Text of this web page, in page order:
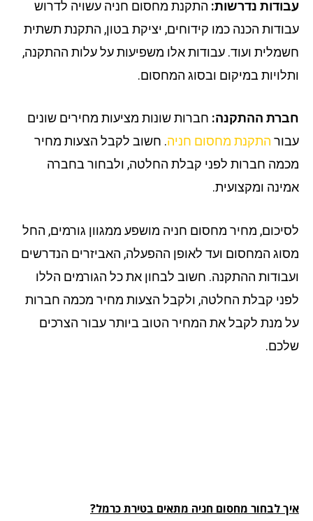
נדרשות:התקנת מחסום חניה עשויה לדרוש
הכנה כמו קידוחים, יציקת בטון, התקנת תשתית
ועוד. עבודות אלו משפיעות על עלות ההתקנה,
במיקום ובסוג המחסום.
ההתקנה:חברות שונות מציעות מחירים שונים
התקנת מחסום חניה . חשוב לקבל הצעות מחיר
חברות לפני קבלת החלטה, ולבחור בחברה
ומקצועית.
מחיר מחסום חניה מושפע ממגוון גורמים, החל
המחסום ועד לאופן ההפעלה, האביזרים הנדרשים
ההתקנה. חשוב לבחון את כל הגורמים הללו
קבלת החלטה, ולקבל הצעות מחיר מכמה חברות
מנת לקבל את המחיר הטוב ביותר עבור הצרכים
לבחור מחסום חניה מתאים בטירת כרמל?